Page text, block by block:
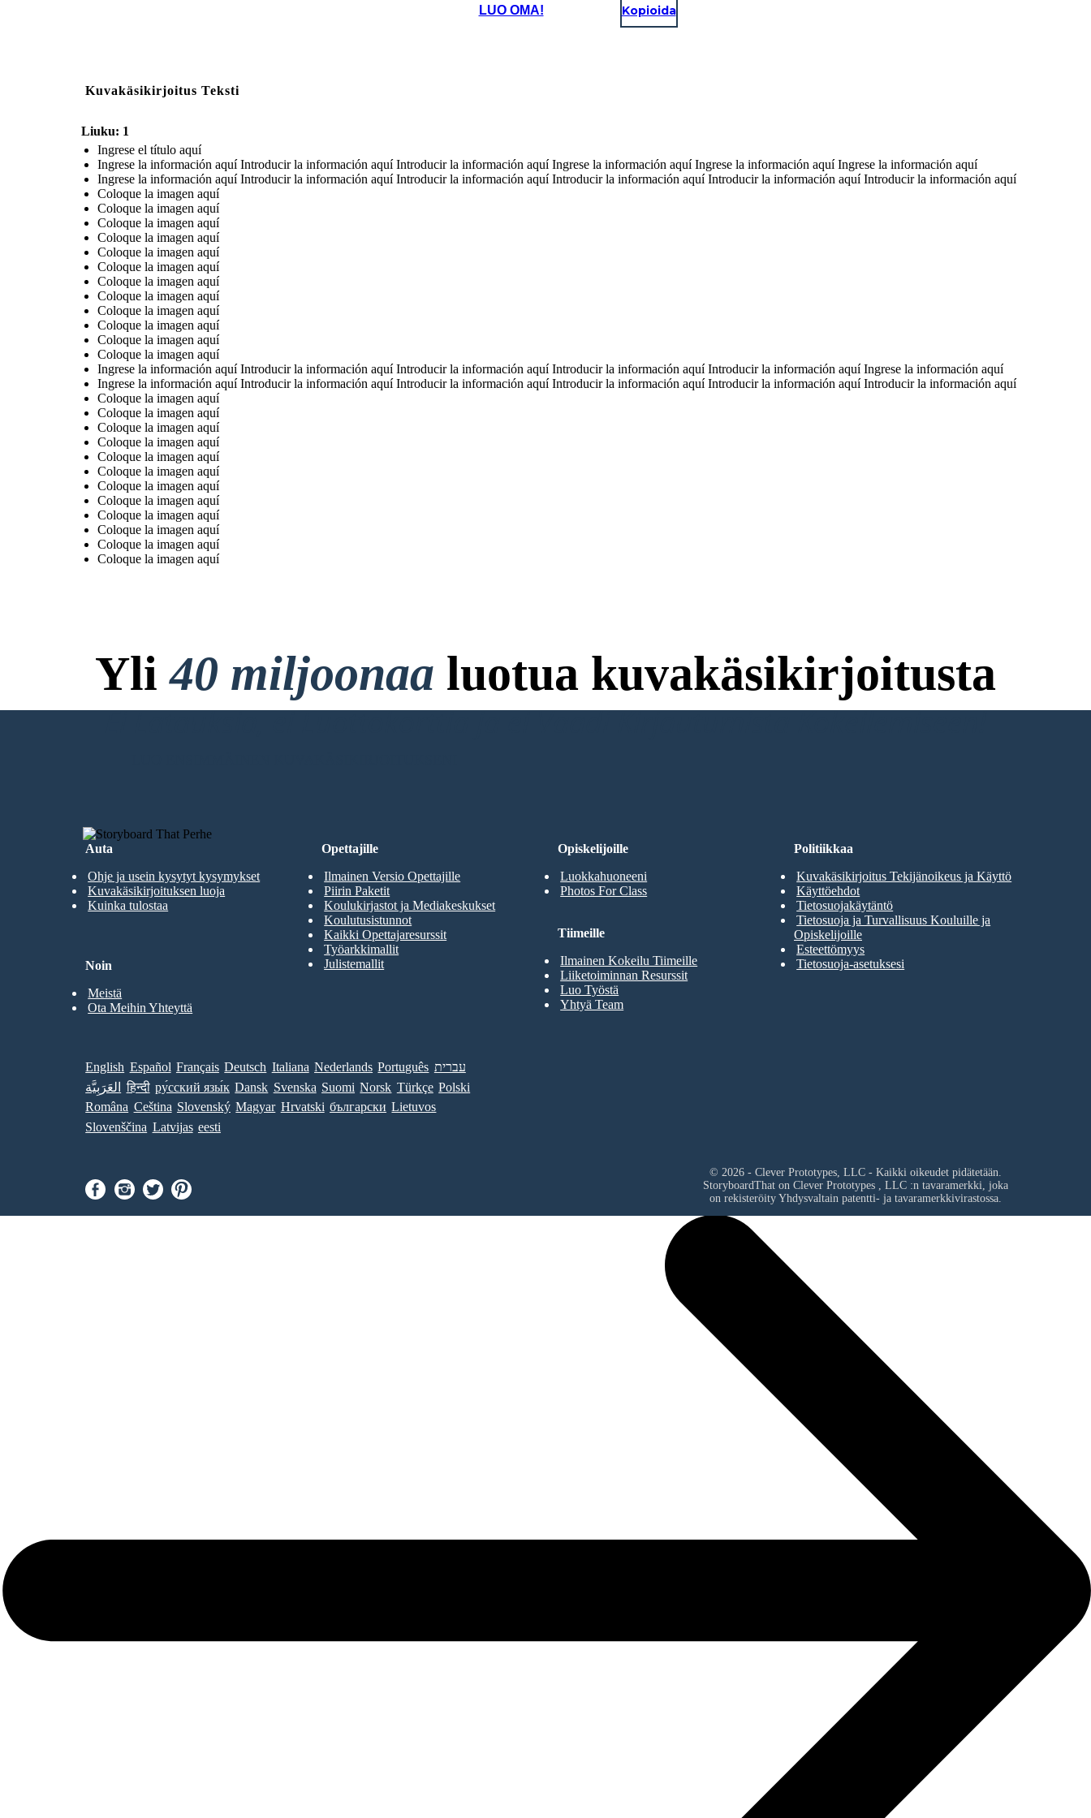
LUO OMA! Kopioida
Kuvakäsikirjoitus Teksti
Liuku: 1
Ingrese el título aquí
Ingrese la información aquí Introducir la información aquí Introducir la información aquí Ingrese la información aquí Ingrese la información aquí Ingrese la información aquí
Ingrese la información aquí Introducir la información aquí Introducir la información aquí Introducir la información aquí Introducir la información aquí Introducir la información aquí
Coloque la imagen aquí
Coloque la imagen aquí
Coloque la imagen aquí
Coloque la imagen aquí
Coloque la imagen aquí
Coloque la imagen aquí
Coloque la imagen aquí
Coloque la imagen aquí
Coloque la imagen aquí
Coloque la imagen aquí
Coloque la imagen aquí
Coloque la imagen aquí
Ingrese la información aquí Introducir la información aquí Introducir la información aquí Introducir la información aquí Introducir la información aquí Ingrese la información aquí
Ingrese la información aquí Introducir la información aquí Introducir la información aquí Introducir la información aquí Introducir la información aquí Introducir la información aquí
Coloque la imagen aquí
Coloque la imagen aquí
Coloque la imagen aquí
Coloque la imagen aquí
Coloque la imagen aquí
Coloque la imagen aquí
Coloque la imagen aquí
Coloque la imagen aquí
Coloque la imagen aquí
Coloque la imagen aquí
Coloque la imagen aquí
Coloque la imagen aquí
Yli40 miljoonaa luotua kuvakäsikirjoitusta
Ei Latauksia, ei Luottokorttia ja ei Vaadi Kirjautumista Kokeilemiseen!
Auta
Ohje ja usein kysytyt kysymykset
Kuvakäsikirjoituksen luoja
Kuinka tulostaa
Opiskelijoille
Luokkahuoneeni
Photos For Class
Opettajille
Ilmainen Versio Opettajille
Piirin Paketit
Koulukirjastot ja Mediakeskukset
Koulutusistunnot
Kaikki Opettajaresurssit
Työarkkimallit
Julistemallit
Tiimeille
Ilmainen Kokeilu Tiimeille
Liiketoiminnan Resurssit
Luo Työstä
Yhtyä Team
Noin
Meistä
Ota Meihin Yhteyttä
Politiikkaa
Kuvakäsikirjoitus Tekijänoikeus ja Käyttö
Käyttöehdot
Tietosuojakäytäntö
Tietosuoja ja Turvallisuus Kouluille ja
Opiskelijoille
Esteettömyys
Tietosuoja-asetuksesi
English Español Français Deutsch Italiana Nederlands Português עברית
العَرَبِيَّة
हिन्दी ру́сский язы́к Dansk Svenska Suomi Norsk Türkçe Polski
Româna Ceština Slovenský Magyar Hrvatski български Lietuvos
Slovenščina Latvijas eesti
© 2026 - Clever Prototypes, LLC - Kaikki oikeudet pidätetään.
StoryboardThat on Clever Prototypes , LLC:n tavaramerkki, joka
on rekisteröity Yhdysvaltain patentti- ja tavaramerkkivirastossa.